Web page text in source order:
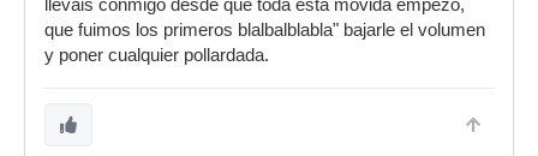
lleváis conmigo desde que toda esta movida empezo,
que fuimos los primeros blalbalblabla" bajarle el volumen
y poner cualquier pollardada.